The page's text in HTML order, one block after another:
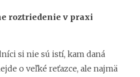
roztriedenie v praxi
si nie sú istí, kam daná
o veľké reťazce, ale najmä